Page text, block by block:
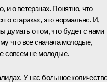
и о ветеранах. Понятно, что
о стариках, это нормально. И,
думать о том, что будет с нами
что все сначала молодые,
совсем не молодые.
У нас большое количество